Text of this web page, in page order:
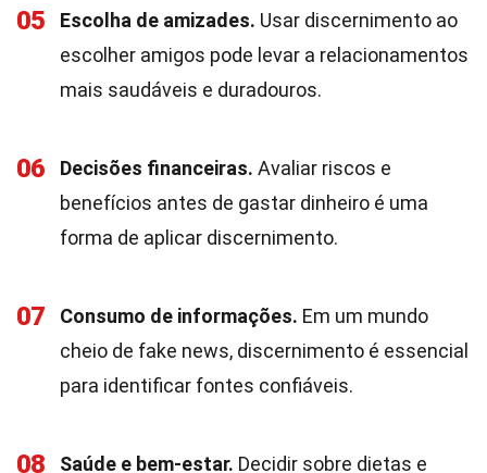
05 Escolha de amizades. Usar discernimento ao
escolher amigos pode levar a relacionamentos
mais saudáveis e duradouros.
06 Decisões financeiras. Avaliar riscos e
benefícios antes de gastar dinheiro é uma
forma de aplicar discernimento.
07 Consumo de informações. Em um mundo
cheio de fake news, discernimento é essencial
para identificar fontes confiáveis.
08 Saúde e bem-estar. Decidir sobre dietas e